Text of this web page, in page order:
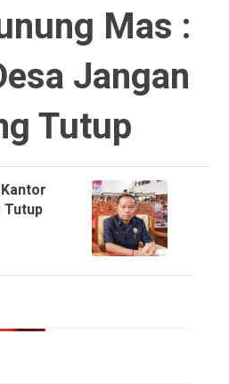
Mas :
Jangan
Tutup
Tutup